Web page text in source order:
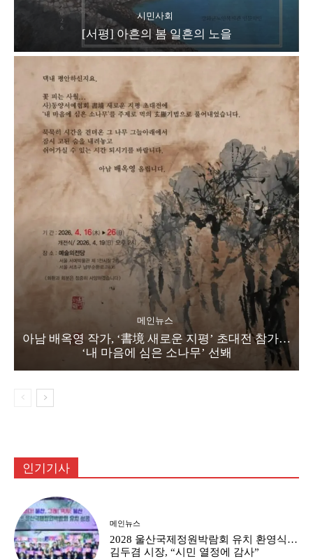
시민사회
[서평] 아흔의 봄 일흔의 노을
메인뉴스
아남 배옥영 작가, ‘書境 새로운 지평’ 초대전 참가…
‘내 마음에 심은 소나무’ 선봬
인기기사
메인뉴스
2028 울산국제정원박람회 유치 환영식…
김두겸 시장, “시민 열정에 감사”